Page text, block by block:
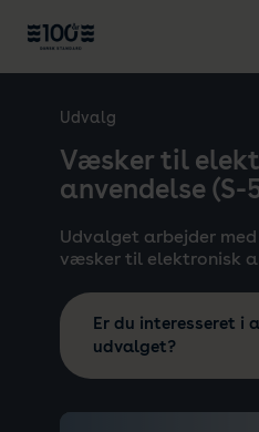
Udvalg
Væsker til
anvendelse (S-
Udvalget arbejder
væsker til elektronisk
Er du interesseret i
udvalget?